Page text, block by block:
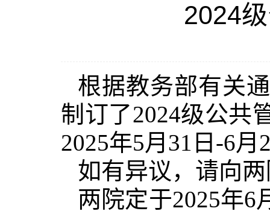
2024
根据教务部有关
制订了2024级公共
2025年5月31日-6月
如有异议，请向
两院定于2025年6